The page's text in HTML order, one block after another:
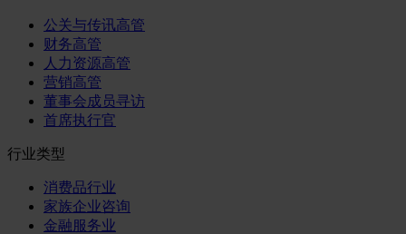
公关与传讯高管
财务高管
人力资源高管
营销高管
董事会成员寻访
首席执行官
行业类型
消费品行业
家族企业咨询
金融服务业